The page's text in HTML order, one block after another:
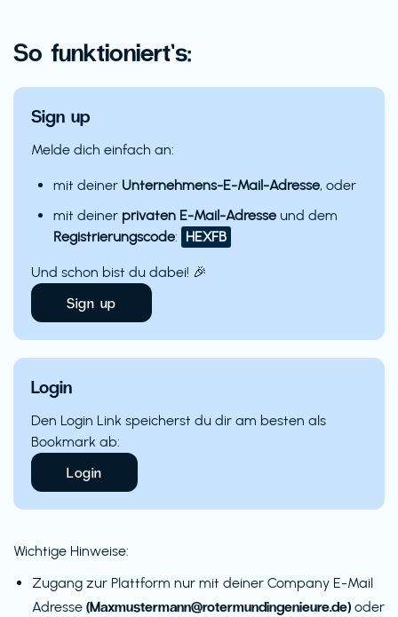
So funktioniert’s:
Sign up
Melde dich einfach an:
mit deiner Unternehmens-E-Mail-Adresse, oder
mit deiner privaten E-Mail-Adresse und dem
Registrierungscode: HEXFB
Und schon bist du dabei! 🎉
Sign up
Login
Den Login Link speicherst du dir am besten als
Bookmark ab:
Login
Wichtige Hinweise:
Zugang zur Plattform nur mit deiner Company E-Mail
Adresse (Maxmustermann@rotermundingenieure.de) oder